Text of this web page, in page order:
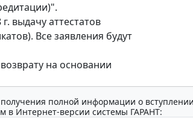
выдачу аттестатов
Все заявления будут
на основании
полной информации о
в Интернет-версии системы ГАРАНТ: